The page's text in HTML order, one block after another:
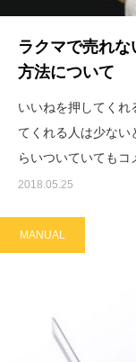
ラクマで売れ
方法について
いいねを押してくれ
てくれる人は少ない
らいついていてもコ
2018.05.25
MANUAL